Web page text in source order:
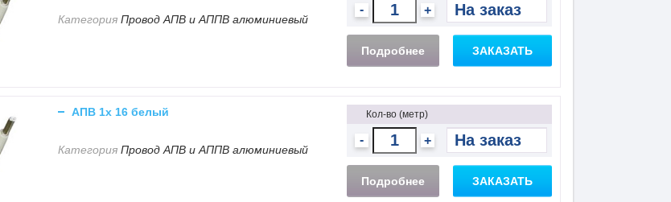
Категория Провод АПВ и АППВ алюминиевый
- +
Подробнее ЗАКАЗАТЬ
АПВ 1х 16 белый
Категория Провод АПВ и АППВ алюминиевый
Кол-во (метр)
- +
Подробнее ЗАКАЗАТЬ